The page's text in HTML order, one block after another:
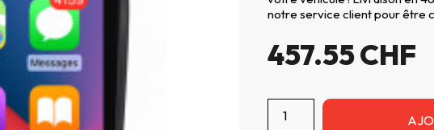
notre service client pour être
457.55CHF